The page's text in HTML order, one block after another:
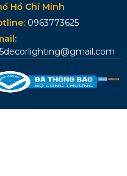
Hồ Chí Minh
0963773625